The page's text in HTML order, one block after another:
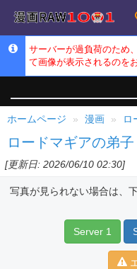
サーバーが過負荷のため
て画像が表示されるのを
ホームページ 漫画 ロ
ロードマギアの弟子
[更新日: 2026/06/10 02:30]
写真が見られない場合は、
Server 1